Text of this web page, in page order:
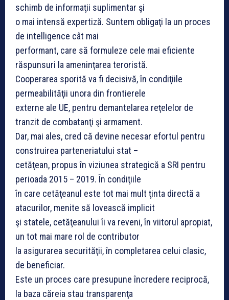
schimb de informaţii suplimentar şi
o mai intensă expertiză. Suntem obligaţi la un proces
de intelligence cât mai
performant, care să formuleze cele mai eficiente
răspunsuri la ameninţarea teroristă.
Cooperarea sporită va fi decisivă, în condiţiile
permeabilităţii unora din frontierele
externe ale UE, pentru demantelarea reţelelor de
tranzit de combatanţi şi armament.
Dar, mai ales, cred că devine necesar efortul pentru
construirea parteneriatului stat –
cetăţean, propus în viziunea strategică a SRI pentru
perioada 2015 – 2019. În condiţiile
în care cetăţeanul este tot mai mult ţinta directă a
atacurilor, menite să lovească implicit
şi statele, cetăţeanului îi va reveni, în viitorul apropiat,
un tot mai mare rol de contributor
la asigurarea securităţii, în completarea celui clasic,
de beneficiar.
Este un proces care presupune încredere reciprocă,
la baza căreia stau transparenţa